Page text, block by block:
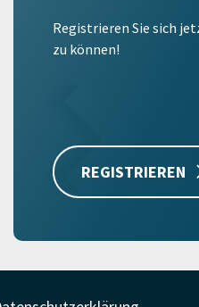
Registrieren Sie sich
zu können!
REGISTRIEREN